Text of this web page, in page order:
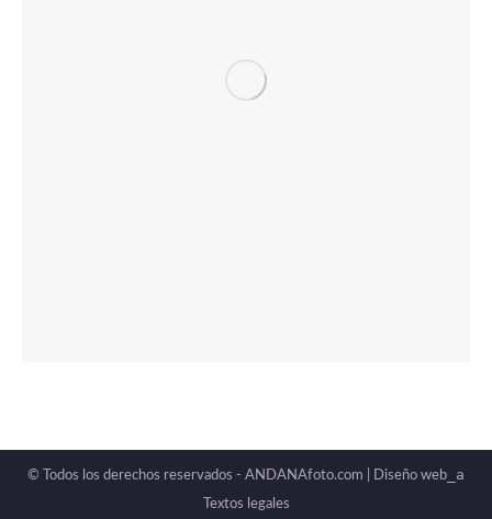
© Todos los derechos reservados - ANDANAfoto.com | Diseño web _a
Textos legales